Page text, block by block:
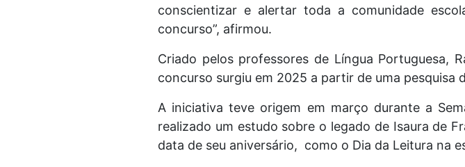
conscientizar e alertar toda a comunidade
concurso”, afirmou.
Criado pelos professores de Língua Portuguesa,
concurso surgiu em 2025 a partir de uma pesquisa
A iniciativa teve origem em março durante a
realizado um estudo sobre o legado de Isaura de
data de seu aniversário, como o Dia da Leitura na